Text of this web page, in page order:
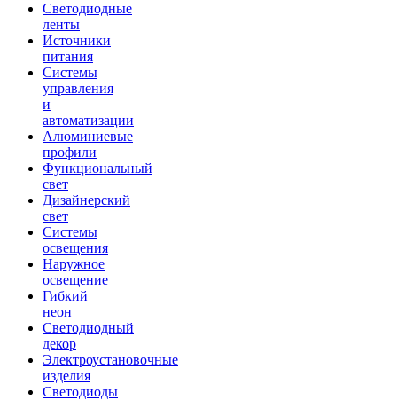
Светодиодные
ленты
Источники
питания
Системы
управления
и
автоматизации
Алюминиевые
профили
Функциональный
свет
Дизайнерский
свет
Системы
освещения
Наружное
освещение
Гибкий
неон
Светодиодный
декор
Электроустановочные
изделия
Светодиоды